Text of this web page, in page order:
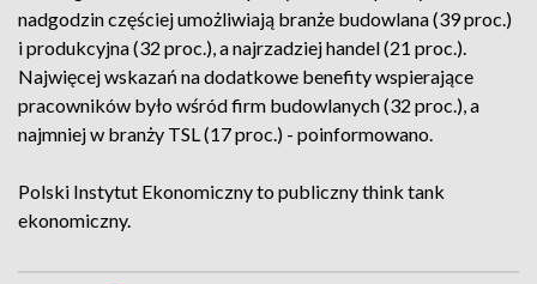
nadgodzin częściej umożliwiają branże budowlana (39 proc.)
i produkcyjna (32 proc.), a najrzadziej handel (21 proc.).
Najwięcej wskazań na dodatkowe benefity wspierające
pracowników było wśród firm budowlanych (32 proc.), a
najmniej w branży TSL (17 proc.) - poinformowano.
Polski Instytut Ekonomiczny to publiczny think tank
ekonomiczny.